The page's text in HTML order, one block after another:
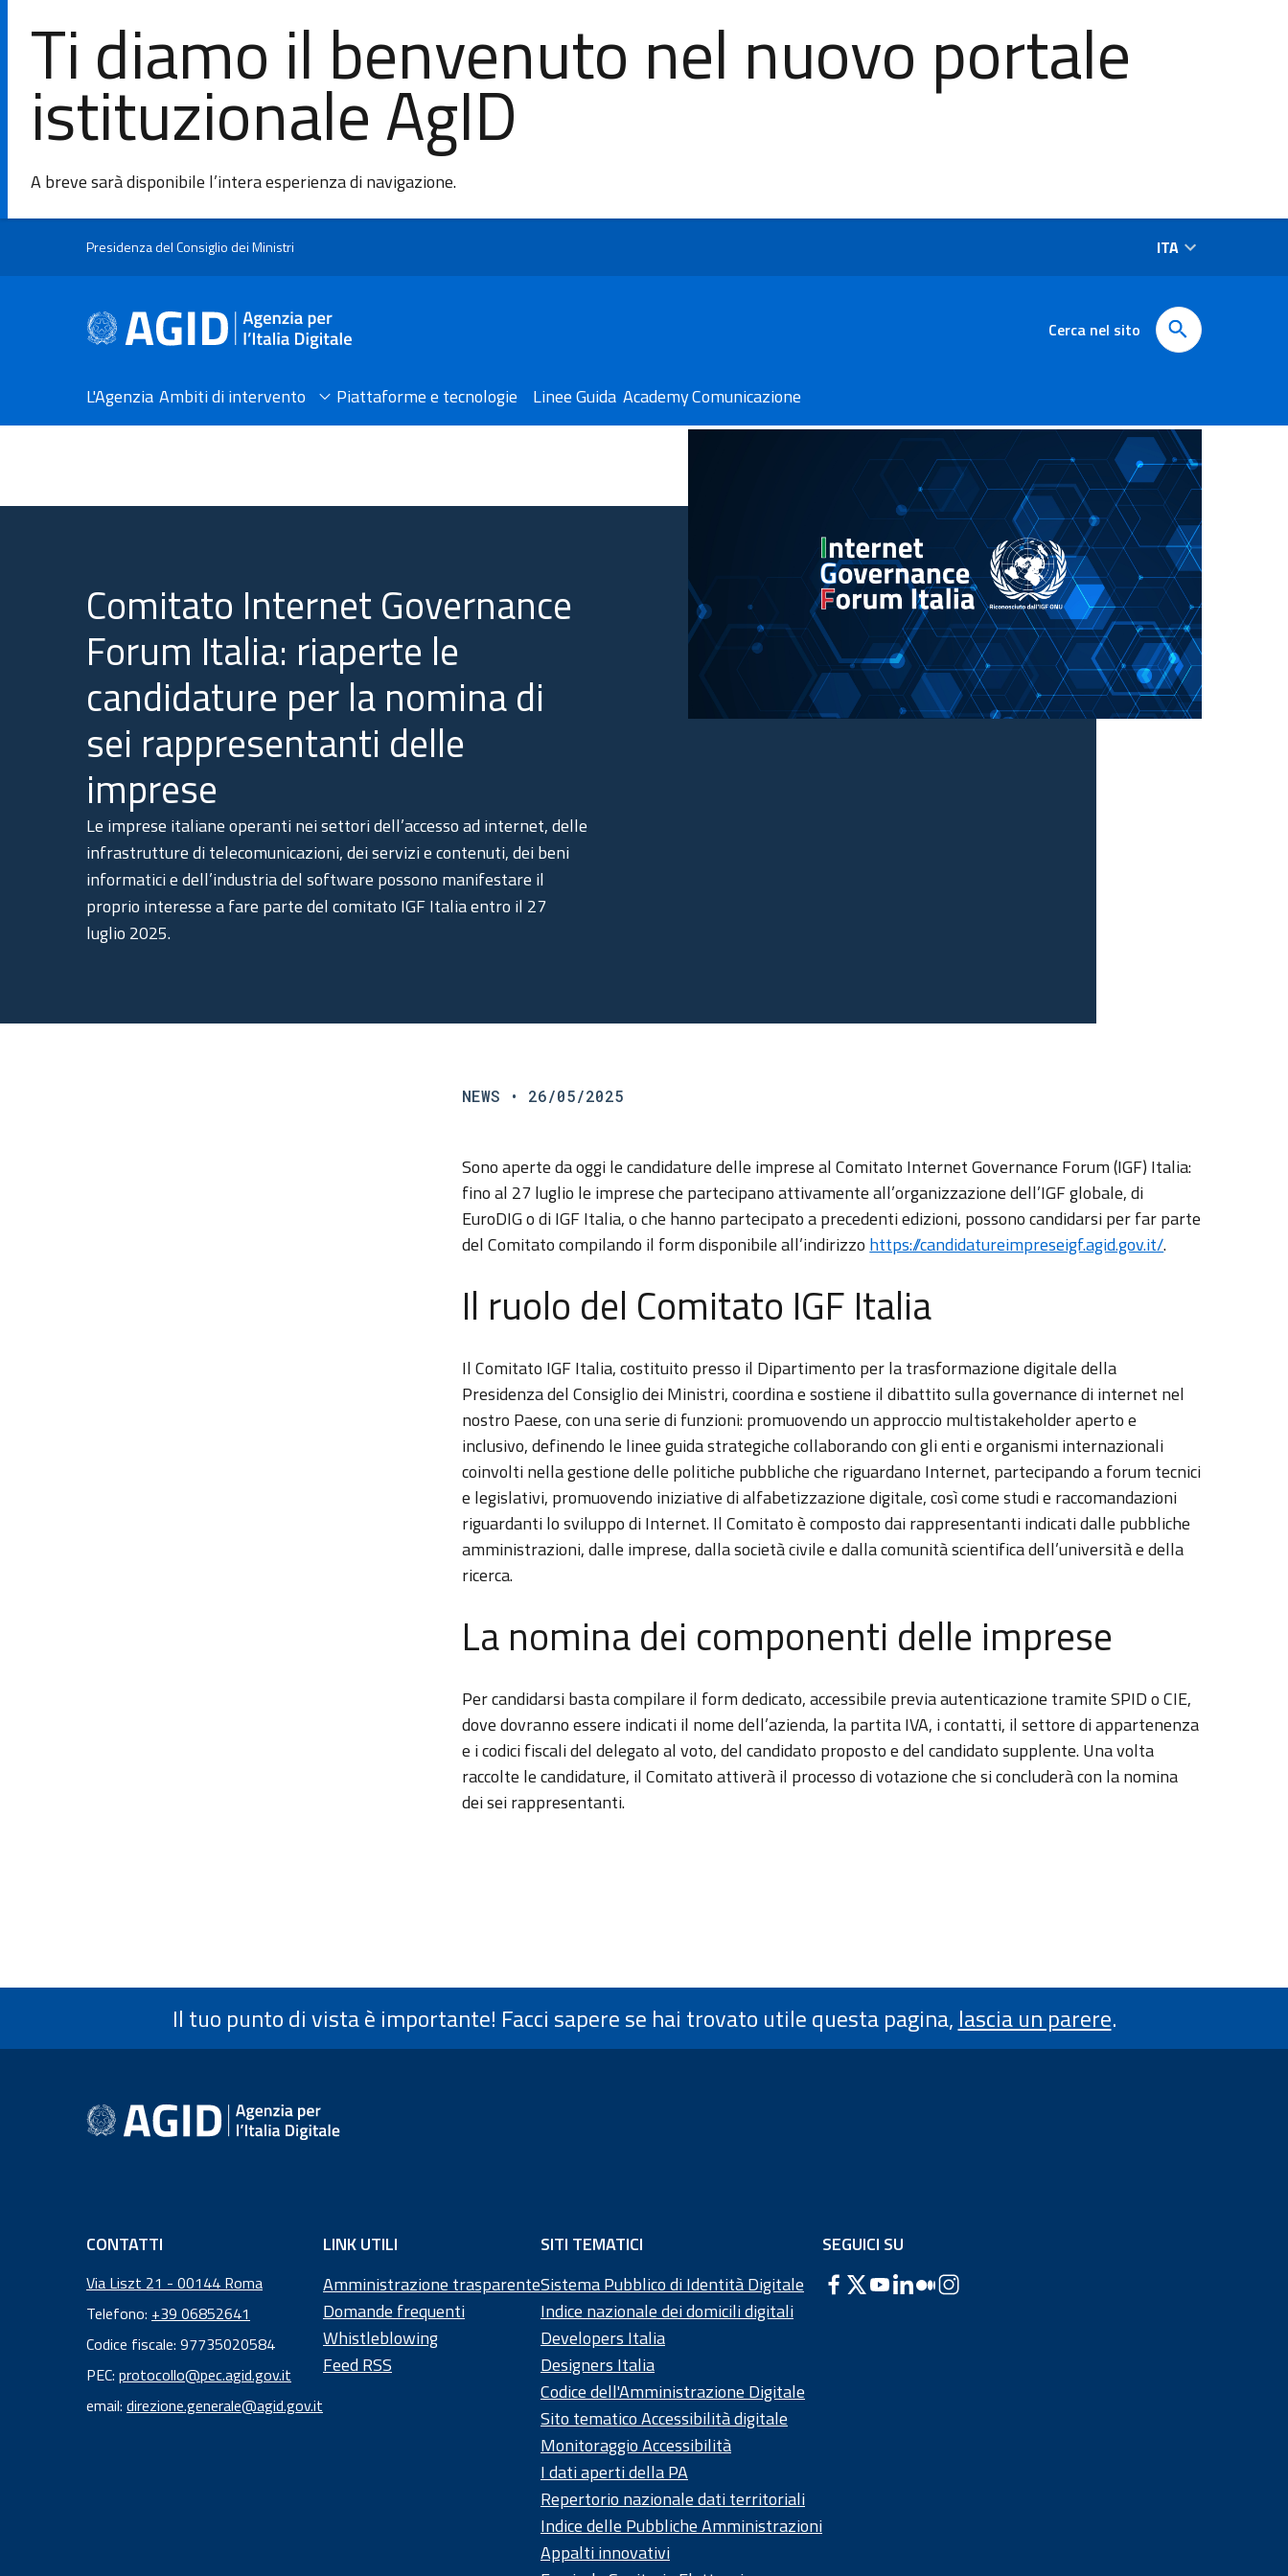
Ti diamo il benvenuto nel nuovo portale
istituzionale AgID
A breve sarà disponibile l’intera esperienza di navigazione.
Presidenza del Consiglio dei Ministri ITA
Cerca nel sito
L'Agenzia Ambiti di intervento Piattaforme e tecnologie Linee Guida AcademyComunicazione
Comitato Internet Governance
Forum Italia: riaperte le
candidature per la nomina di
sei rappresentanti delle
imprese
Le imprese italiane operanti nei settori dell’accesso ad internet, delle
infrastrutture di telecomunicazioni, dei servizi e contenuti, dei beni
informatici e dell’industria del software possono manifestare il
proprio interesse a fare parte del comitato IGF Italia entro il 27
luglio 2025.
NEWS • 26/05/2025
Sono aperte da oggi le candidature delle imprese al Comitato Internet Governance Forum (IGF) Italia:
fino al 27 luglio le imprese che partecipano attivamente all’organizzazione dell’IGF globale, di
EuroDIG o di IGF Italia, o che hanno partecipato a precedenti edizioni, possono candidarsi per far parte
del Comitato compilando il form disponibile all’indirizzo https://candidatureimpreseigf.agid.gov.it/.
Il ruolo del Comitato IGF Italia
Il Comitato IGF Italia, costituito presso il Dipartimento per la trasformazione digitale della
Presidenza del Consiglio dei Ministri, coordina e sostiene il dibattito sulla governance di internet nel
nostro Paese, con una serie di funzioni: promuovendo un approccio multistakeholder aperto e
inclusivo, definendo le linee guida strategiche collaborando con gli enti e organismi internazionali
coinvolti nella gestione delle politiche pubbliche che riguardano Internet, partecipando a forum tecnici
e legislativi, promuovendo iniziative di alfabetizzazione digitale, così come studi e raccomandazioni
riguardanti lo sviluppo di Internet. Il Comitato è composto dai rappresentanti indicati dalle pubbliche
amministrazioni, dalle imprese, dalla società civile e dalla comunità scientifica dell’università e della
ricerca.
La nomina dei componenti delle imprese
Per candidarsi basta compilare il form dedicato, accessibile previa autenticazione tramite SPID o CIE,
dove dovranno essere indicati il nome dell’azienda, la partita IVA, i contatti, il settore di appartenenza
e i codici fiscali del delegato al voto, del candidato proposto e del candidato supplente. Una volta
raccolte le candidature, il Comitato attiverà il processo di votazione che si concluderà con la nomina
dei sei rappresentanti.
Il tuo punto di vista è importante! Facci sapere se hai trovato utile questa pagina, lascia un parere.
CONTATTI
Via Liszt 21 - 00144 Roma
Telefono: +39 06852641
Codice fiscale: 97735020584
Codice
fiscale:
97
PEC: protocollo@pec.agid.gov.it
email: direzione.generale@agid.gov.it
LINK UTILI
Amministrazione trasparente
Domande frequenti
Whistleblowing
Feed RSS
SITI TEMATICI
Sistema Pubblico di Identità Digitale
Indice nazionale dei domicili digitali
Developers Italia
Designers Italia
Codice dell'Amministrazione Digitale
Sito tematico Accessibilità digitale
Monitoraggio Accessibilità
I dati aperti della PA
Repertorio nazionale dati territoriali
Indice delle Pubbliche Amministrazioni
Appalti innovativi
SEGUICI SU